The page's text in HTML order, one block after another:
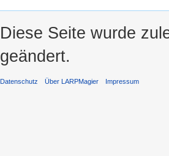
Diese Seite wurde
geändert.
Datenschutz Über LARPMagier Impressum